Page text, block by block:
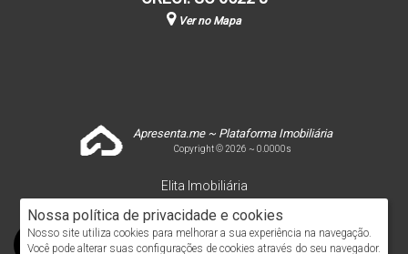
Nossa política de privacidade e cookies
Nosso site utiliza cookies para melhorar a sua experiência na navegação.
Você pode alterar suas configurações de cookies através do seu navegador.
Ver no Mapa
Apresenta.me ~ Plataforma Imobiliária
Copyright © 2026 ~ 0.0000s
Elita Imobiliária
www.elitaimobiliaria.com.br